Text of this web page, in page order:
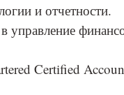
и отчетности.
управление
Certified